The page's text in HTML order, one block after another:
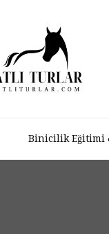
Binicilik Eğitimi